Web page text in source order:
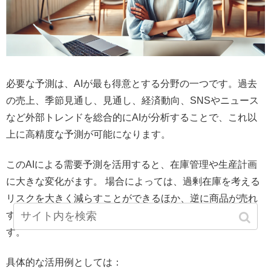
必要な予測は、AIが最も得意とする分野の一つです。過去
の売上、季節見通し、見通し、経済動向、SNSやニュース
など外部トレンドを総合的にAIが分析することで、これ以
上に高精度な予測が可能になります。
このAIによる需要予測を活用すると、在庫管理や生産計画
に大きな変化がます。 場合によっては、過剰在庫を考える
リスクを大きく減らすことができるほか、逆に商品が売れ
すぎて「在庫切れ」になるという機会も防ぐことができま
す。
具体的な活用例としては：